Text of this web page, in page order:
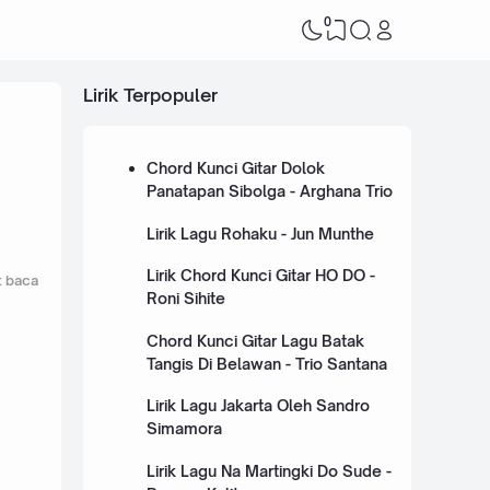
0
baca
Lirik Terpopuler
Chord Kunci Gitar Dolok
Panatapan Sibolga - Arghana Trio
Lirik Lagu Rohaku - Jun Munthe
Lirik Chord Kunci Gitar HO DO -
Roni Sihite
Chord Kunci Gitar Lagu Batak
Tangis Di Belawan - Trio Santana
Lirik Lagu Jakarta Oleh Sandro
Simamora
Lirik Lagu Na Martingki Do Sude -